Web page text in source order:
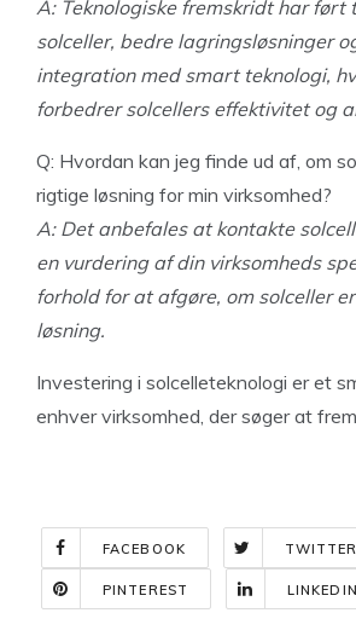
A: Teknologiske fremskridt har ført
solceller, bedre lagringsløsninger
integration med smart teknologi,
forbedrer solcellers effektivitet og
Q: Hvordan kan jeg finde ud af, om
rigtige løsning for min virksomhed?
A: Det anbefales at kontakte
en vurdering af din virksomheds
forhold for at afgøre, om solceller
løsning.
Investering i solcelleteknologi er et
enhver virksomhed, der søger at
FACEBOOK TWITTER
PINTEREST LINKEDIN